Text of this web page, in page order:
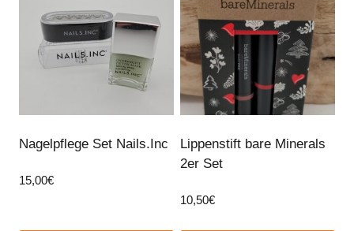
Nagelpflege Set Nails.Inc
15,00€
Lippenstift bare Minerals
2er Set
10,50€